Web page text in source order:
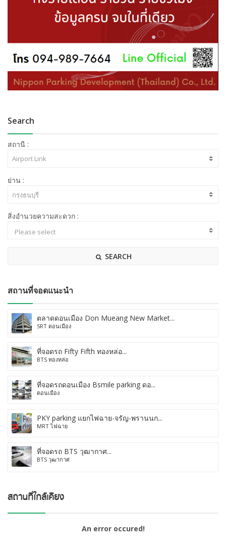
Search
สถานี :
ย่าน :
สิ่งอำนวยความสะดวก :
SEARCH
สถานที่จอดแนะนำ
ตลาดดอนเมือง Don Mueang New Market...
SRT ดอนเมือง
ที่จอดรถ Fifty Fifth ทองหล่อ...
BTS ทองหล่อ
ที่จอดรถดอนเมือง Bsmile parking ดอ...
ดอนเมือง
PKY parking แยกไฟฉาย-จรัญ-พรานนก...
MRT ไฟฉาย
ที่จอดรถ BTS วุฒากาศ...
BTS วุฒากาศ
An error occured!